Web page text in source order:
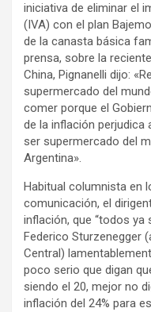
iniciativa de eliminar el
(IVA) con el plan
de la canasta básica
prensa, sobre la
China, Pignanelli dijo:
supermercado del
comer porque el
de la inflación
ser supermercado del
Argentina».
Habitual columnista en
comunicación, el
inflación, que “todos ya
Federico Sturzenegger
Central)
poco serio que digan
siendo el 20, mejor no
inflación del 24% para